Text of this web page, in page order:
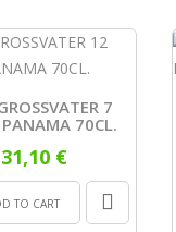
7
PANAMA 70CL.
31,10 €
TO CART